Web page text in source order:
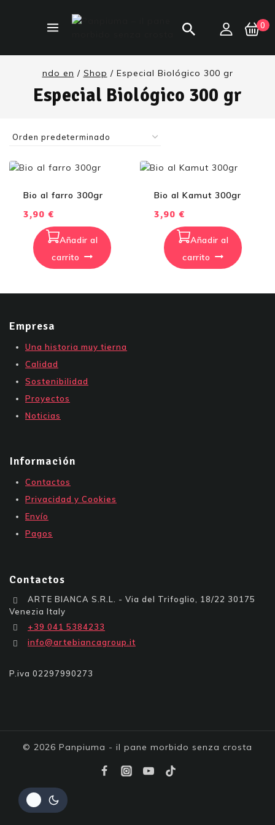
0
ndo en / Shop / Especial Biológico 300 gr
Especial Biológico 300 gr
Bio al farro 300gr
3,90 €
Añadir al
carrito
Bio al Kamut 300gr
3,90 €
Añadir al
carrito
Empresa
Una historia muy tierna
Calidad
Sostenibilidad
Proyectos
Noticias
Información
Contactos
Privacidad y Cookies
Envío
Pagos
Contactos
ARTE BIANCA S.R.L. - Via del Trifoglio, 18/22 30175
Venezia Italy
+39 041 5384233
info@artebiancagroup.it
P.iva 02297990273
© 2026 Panpiuma - il pane morbido senza crosta